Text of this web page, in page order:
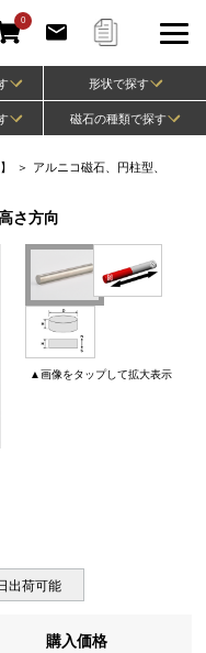
0
形状で探す
磁石の種類で探す
＞ アルニコ磁石、円柱型、
さ方向
▲画像をタップして拡大表示
出荷可能
購入価格